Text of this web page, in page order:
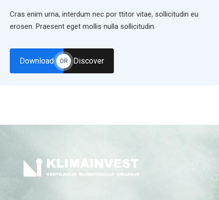
Cras enim urna, interdum nec por ttitor vitae, sollicitudin eu
erosen. Praesent eget mollis nulla sollicitudin.
Download OR Discover